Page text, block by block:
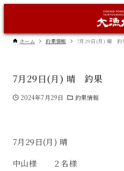
ホーム 釣果情報 7月29日(月) 晴 釣
7月29日(月) 晴 釣果
2024年7月29日 釣果情報
7月29日(月) 晴
中山様 ２名様